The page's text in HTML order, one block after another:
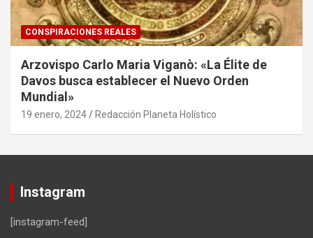
CONSPIRACIONES REALES
Arzovispo Carlo Maria Viganò: «La Élite de
Davos busca establecer el Nuevo Orden
Mundial»
19 enero, 2024 Redacción Planeta Holístico
Instagram
[instagram-feed]